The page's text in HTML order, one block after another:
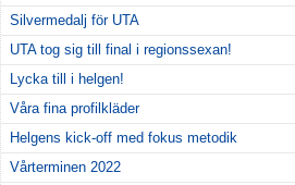
Silvermedalj för UTA
UTA tog sig till final i regionssexan!
Lycka till i helgen!
Våra fina profilkläder
Helgens kick-off med fokus metodik
Vårterminen 2022